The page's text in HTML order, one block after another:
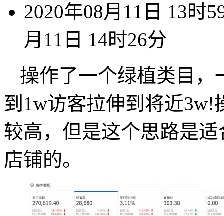
2020年08月11日 13时
月11日 14时26分
操作了一个绿植类目，
到1w访客拉伸到将近3w!
较高，但是这个思路是
店铺的。